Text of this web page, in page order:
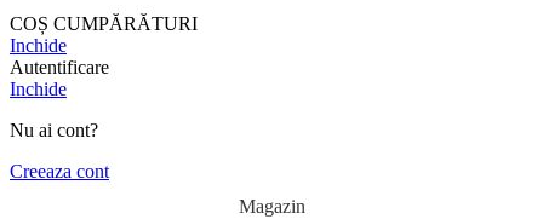
COȘ CUMPĂRĂTURI
Inchide
Autentificare
Inchide
Nu ai cont?
Creeaza cont
Magazin